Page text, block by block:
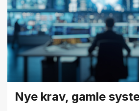
Nye krav, gamle